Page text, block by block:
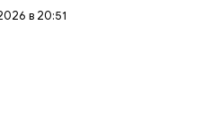
в 20:51